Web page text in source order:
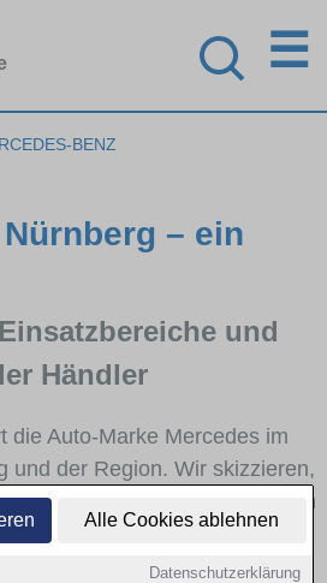
Alle Cookies ablehnen
Datenschutzerklärung
☰
BENZ
– ein
und
Händler
die Auto-Marke Mercedes im
und der Region. Wir skizzieren,
Mercedes stark vertreten
häufig im Stadt- und
sind und für welche